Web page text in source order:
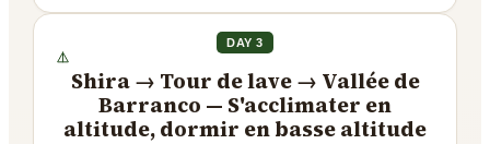
DAY 3
Shira → Tour de lave → Vallée de
Barranco — S'acclimater en
altitude, dormir en basse altitude